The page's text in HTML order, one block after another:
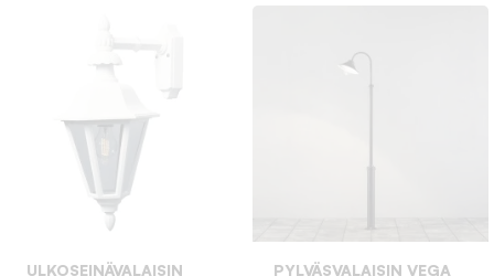
ULKOSEINÄVALAISIN
PYLVÄSVALAISIN VEGA